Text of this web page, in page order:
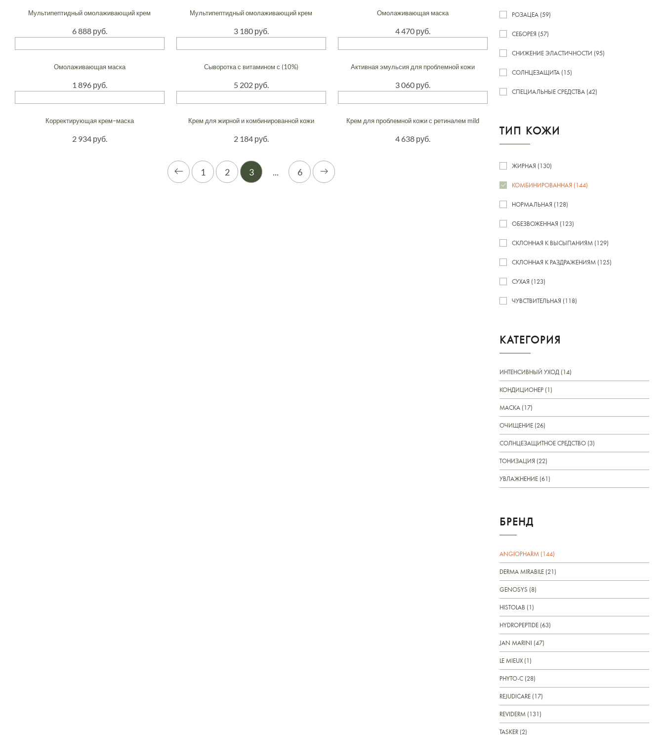
Мультипептидный омолаживающий крем
6 888 руб.
Мультипептидный омолаживающий крем
3 180 руб.
Омолаживающая маска
4 470 руб.
Омолаживающая маска
1 896 руб.
Сыворотка с витамином с (10%)
5 202 руб.
Активная эмульсия для проблемной кожи
3 060 руб.
Корректирующая крем–маска
2 934 руб.
Крем для жирной и комбинированной кожи
2 184 руб.
Крем для проблемной кожи с ретиналем mild
4 638 руб.
1 2 3 ... 6
РОЗАЦЕА (59)
СЕБОРЕЯ (57)
СНИЖЕНИЕ ЭЛАСТИЧНОСТИ (95)
СОЛНЦЕЗАЩИТА (15)
СПЕЦИАЛЬНЫЕ СРЕДСТВА (42)
ТИП КОЖИ
ЖИРНАЯ (130)
КОМБИНИРОВАННАЯ (144)
НОРМАЛЬНАЯ (128)
ОБЕЗВОЖЕННАЯ (123)
СКЛОННАЯ К ВЫСЫПАНИЯМ (129)
СКЛОННАЯ К РАЗДРАЖЕНИЯМ (125)
СУХАЯ (123)
ЧУВСТВИТЕЛЬНАЯ (118)
КАТЕГОРИЯ
ИНТЕНСИВНЫЙ УХОД (14)
КОНДИЦИОНЕР (1)
МАСКА (17)
ОЧИЩЕНИЕ (26)
СОЛНЦЕЗАЩИТНОЕ СРЕДСТВО (3)
ТОНИЗАЦИЯ (22)
УВЛАЖНЕНИЕ (61)
БРЕНД
ANGIOPHARM (144)
DERMA MIRABILE (21)
GENOSYS (8)
HISTOLAB (1)
HYDROPEPTIDE (63)
JAN MARINI (47)
LE MIEUX (1)
PHYTO-C (28)
REJUDICARE (17)
REVIDERM (131)
TASKER (2)